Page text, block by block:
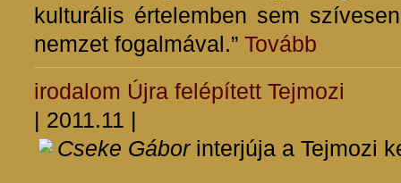
kulturális értelemben sem
nemzet fogalmával.” Tovább
irodalom Újra felépített Tejmozi
| 2011.11 |
Cseke Gáborinterjúja a Tejmozi